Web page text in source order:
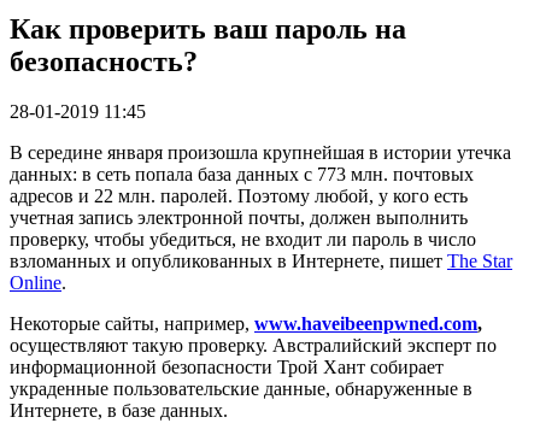
Как проверить ваш пароль на
безопасность?
28-01-2019 11:45
В середине января произошла крупнейшая в истории утечка
данных: в сеть попала база данных с 773 млн. почтовых
адресов и 22 млн. паролей. Поэтому любой, у кого есть
учетная запись электронной почты, должен выполнить
проверку, чтобы убедиться, не входит ли пароль в число
взломанных и опубликованных в Интернете, пишет The Star
Online.
Некоторые сайты, например, www.haveibeenpwned.com,
осуществляют такую проверку. Австралийский эксперт по
информационной безопасности Трой Хант собирает
украденные пользовательские данные, обнаруженные в
Интернете, в базе данных.